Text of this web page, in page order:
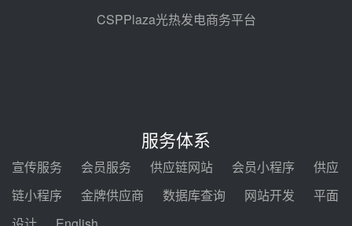
格局
前天 08-05 09:11
锅中标格尔木项目蒸汽发生系统
甘肃建投安装公司赴京洽谈，深化
瓜州、博州光热项目战略合作
CSPPlaza光热发电商务平台
服务体系
宣传服务 会员服务 供应链网站 会员小程序
供应
链小程序
金牌供应商 数据库查询 网站开发
平面